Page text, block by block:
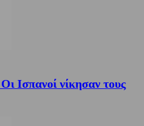
Ισπανοί νίκησαν τους